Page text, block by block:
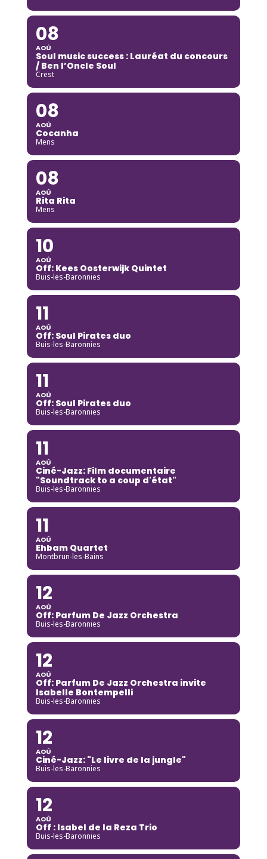
08
AOÛ
Soul music success : Lauréat du concours
/ Ben l’Oncle Soul
Crest
08
AOÛ
Cocanha
Mens
08
AOÛ
Rita Rita
Mens
10
AOÛ
Off: Kees Oosterwijk Quintet
Buis-les-Baronnies
11
AOÛ
Off: Soul Pirates duo
Buis-les-Baronnies
11
AOÛ
Off: Soul Pirates duo
Buis-les-Baronnies
11
AOÛ
Ciné-Jazz: Film documentaire
"Soundtrack to a coup d'état"
Buis-les-Baronnies
11
AOÛ
Ehbam Quartet
Montbrun-les-Bains
12
AOÛ
Off: Parfum De Jazz Orchestra
Buis-les-Baronnies
12
AOÛ
Off: Parfum De Jazz Orchestra invite
Isabelle Bontempelli
Buis-les-Baronnies
12
AOÛ
Ciné-Jazz: "Le livre de la jungle"
Buis-les-Baronnies
12
AOÛ
Off : Isabel de la Reza Trio
Buis-les-Baronnies